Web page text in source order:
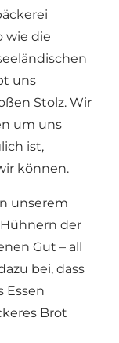
wie die
uns
Stolz. Wir
um uns
ist,
können.
unserem
der
Gut – all
bei, dass
Essen
Brot